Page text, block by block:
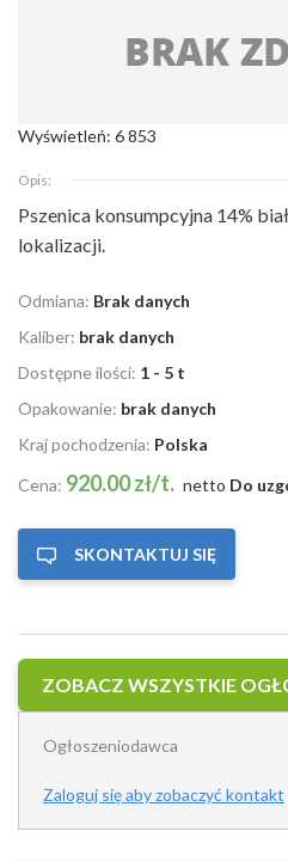
Wyświetleń: 6 853
Opis:
Pszenica konsumpcyjna 14%
lokalizacji.
Odmiana: Brak danych
Kaliber: brak danych
Dostępne ilości: 1 - 5 t
Opakowanie: brak danych
Kraj pochodzenia: Polska
Cena: 920.00 zł/t. netto Do
SKONTAKTUJ SIĘ
ZOBACZ WSZYSTKIE
Ogłoszeniodawca
Zaloguj się aby zobaczyć kontakt